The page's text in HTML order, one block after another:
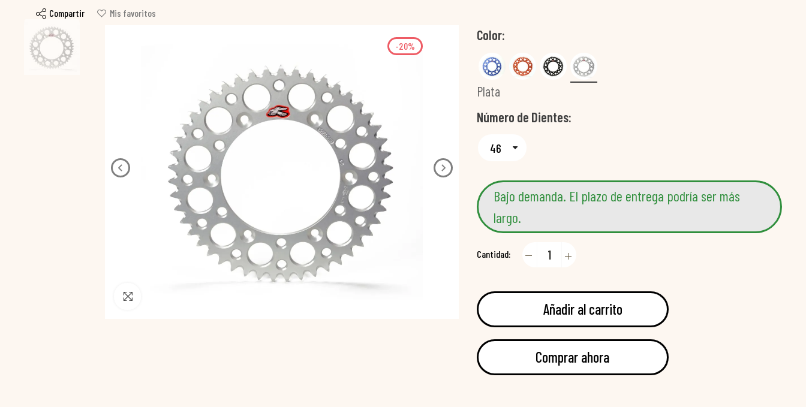
Compartir Mis favoritos
-20%
Color
Plata
Número de Dientes
Bajo demanda. El plazo de entrega podría ser más
largo.
Cantidad:
Añadir al carrito
Comprar ahora